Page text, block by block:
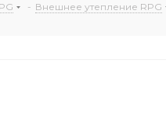
- Внешнее утепление RPG